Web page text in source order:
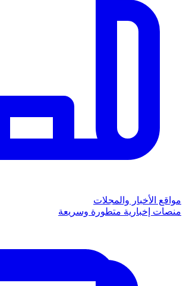
مواقع الأخبار والمجلات
منصات إخبارية متطورة وسريعة